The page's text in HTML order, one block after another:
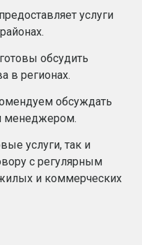
услуги
обсудить
в регионах.
обсуждать
менеджером.
услуги, так и
с регулярным
и коммерческих